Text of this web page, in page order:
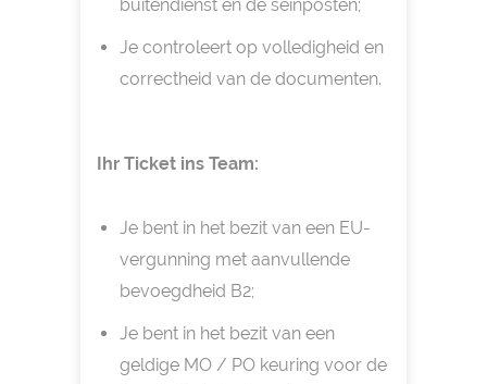
buitendienst en de seinposten;
Je controleert op volledigheid en
correctheid van de documenten.
Ihr Ticket ins Team:
Je bent in het bezit van een EU-
vergunning met aanvullende
bevoegdheid B2;
Je bent in het bezit van een
geldige MO / PO keuring voor de